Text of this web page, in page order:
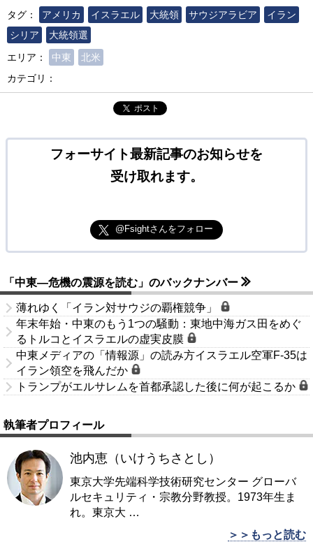
タグ： アメリカ イスラエル 大統領 サウジアラビア
イラン
シリア
大統領選
エリア：
中東
北米
カテゴリ：
ポスト
フォーサイト最新記事のお知らせを
受け取れます。
@Fsightさんをフォロー
「中東―危機の震源を読む」のバックナンバー
薄れゆく「イラン対サウジの覇権競争」
年末年始・中東のもう1つの騒動：東地中海ガス田をめぐ
るトルコとイスラエルの虚実皮膜
中東メディアの「情報源」の読み方イスラエル空軍F-35は
イラン領空を飛んだか
トランプがエルサレムを首都承認した後に何が起こるか
執筆者プロフィール
池内恵（いけうちさとし）
東京大学先端科学技術研究センター グローバ
ルセキュリティ・宗教分野教授。1973年生ま
れ。東京大 …
＞＞もっと読む